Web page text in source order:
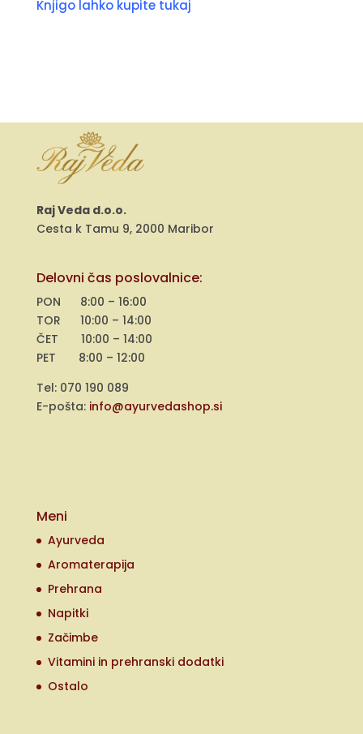
Knjigo lahko kupite tukaj
Raj Veda d.o.o.
Cesta k Tamu 9, 2000 Maribor
Delovni čas poslovalnice:
PON 8:00 – 16:00
TOR 10:00 – 14:00
ČET 10:00 – 14:00
PET 8:00 – 12:00
Tel: 070 190 089
E-pošta: info@ayurvedashop.si
Meni
Ayurveda
Aromaterapija
Prehrana
Napitki
Začimbe
Vitamini in prehranski dodatki
Ostalo